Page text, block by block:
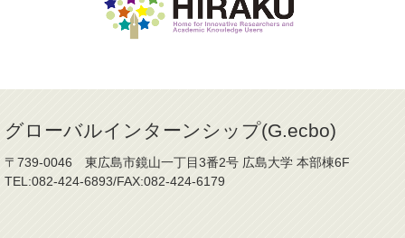
グローバルインターンシップ(G.ecbo)
〒739-0046 東広島市鏡山一丁目3番2号 広島大学 本部棟6F
TEL:082-424-6893/FAX:082-424-6179